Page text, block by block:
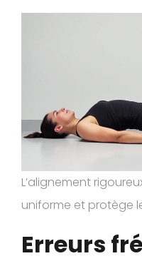
L’alignement
uniforme et protège
Erreurs